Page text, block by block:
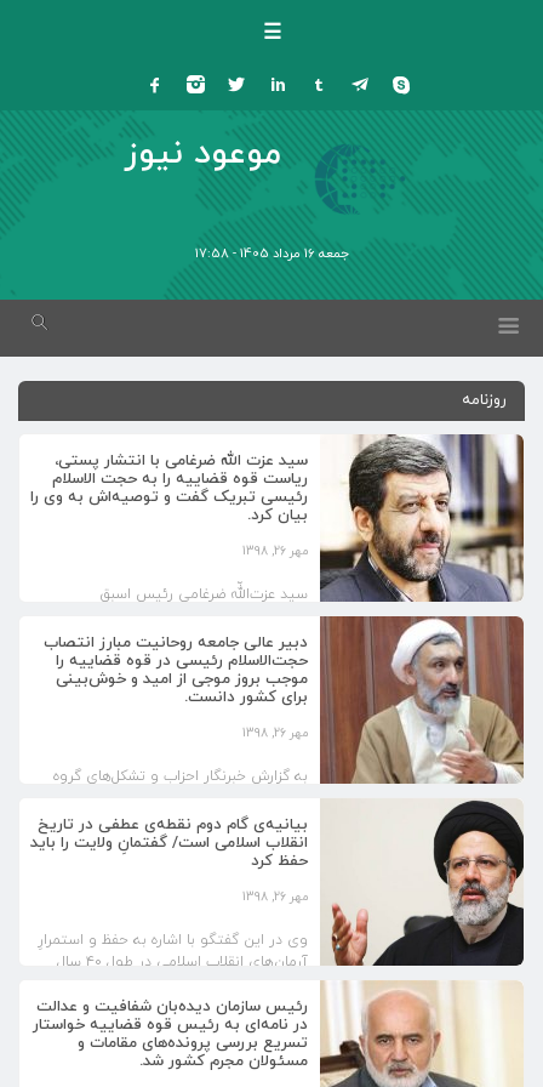
☰
موعود نیوز
جمعه 16 مرداد 1405 - 17:58
روزنامه
سید عزت الله ضرغامی با انتشار پستی،
ریاست قوه قضاییه را به حجت الاسلام
رئیسی تبریک گفت و توصیه‌اش به وی را
بیان کرد.
مهر 26, 1398
سید عزت‌اللّه ضرغامی رئیس اسبق
شورای عالی فضای مجازی با انتشار ویدئویی
از مرحوم آیت‌اللّه میرزا علی آقای فلسفی در
صفحه اینستاگرامش، از تواضع و فروتنی وی
گفت. ضرغامی همچنین در ادامه این پست
ضمن تبریک ریاست قوه قضاییه به حجت
توصیه جالبی به وی کرد و اعلام کرد
دستگاه قضا را به عنوان هدیه برای حجت
الاسلام رئیسی ارسال خواهد کرد.
دبیر عالی جامعه روحانیت مبارز انتصاب
حجت‌الاسلام رئیسی در قوه قضاییه را
موجب بروز موجی از امید و خوش‌بینی
برای کشور دانست.
مهر 26, 1398
به گزارش خبرنگار احزاب و تشکل‌های گروه
انجمن اسلامی دانشجویان مستقل دانشگاه
تهران در نامه‌ای سرگشاده به حجت‌الاسلام و
المسلمین سید ابراهیم رئیسی، رئیس قوه
زنان و نقش این لایحه در تخریب بنیان
خانواده هشدار داد.
بیانیه‌ی گام دوم نقطه‌ی عطفی در تاریخ
انقلاب اسلامی است/ گفتمانِ ولایت را باید
حفظ کرد
مهر 26, 1398
وی در این گفتگو با اشاره به حفظ و استمرارِ
آرمان‌های انقلاب اسلامی در طول ۴۰ سال
دستاوردهای مختلف در عرصه‌های گوناگون،
به نقش رهبریِ انقلاب در این زمینه اشاره کرد
و گفت: امامین انقلاب یعنی حضرت امام
خمینی در دهه‌ی ابتداییِ انقلاب و حضرت
رئیس سازمان دیده‌بان شفافیت و عدالت
در نامه‌ای به رئیس قوه قضاییه خواستار
تسریع بررسی پرونده‌های مقامات و
مسئولان مجرم کشور شد.